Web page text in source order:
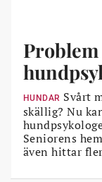
HUNDAR Svårt
skällig? Nu
Seniorens
även hittar